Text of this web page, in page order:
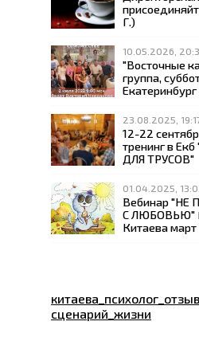
Г.)
10.05.2026,
"Восточные
группа,
23.08.2025,
12-22
тренинг в
ДЛЯ ТРУСОВ"
01.04.2025,
Вебинар "НЕ
С ЛЮБОВЬЮ"
Китаева
сценарий_жизни